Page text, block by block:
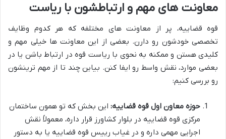
معاونت های مهم و ارتباطشون با ریاست
قوه قضاییه، پر از معاونت های مختلفه که هر کدوم وظایف
تخصصی خودشون رو دارن. بعضی از این معاونت ها خیلی مهم و
کلیدی هستن و ممکنه به نحوی با ریاست قوه در ارتباط باشن یا در
بعضی موارد، نقش واسط رو ایفا کنن. بیاین چند تا از مهم ترینشون
رو بررسی کنیم:
حوزه معاون اول قوه قضاییه: این بخش که تو همون ساختمان
مرکزی قوه قضاییه در بلوار کشاورز قرار داره، معمولاً نقش
اجرایی مهمی داره و در غیاب رییس قوه قضاییه یا به دستور